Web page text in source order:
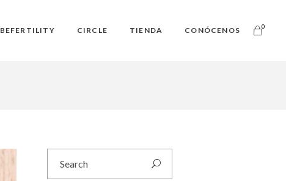
BEFERTILITY CIRCLE TIENDA CONÓCENOS 0
Search
for: